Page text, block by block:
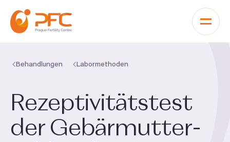
Behandlungen Labormethoden
Rezeptivitätstest
der Gebärmutter-